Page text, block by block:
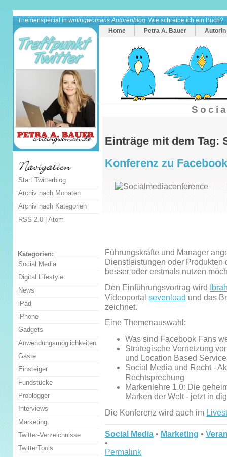
Themenspecial in writingwomans Autorenblog: Wie schreibe ich ein Buch?
Home
Petra A. Bauer Autorin
Einträge mit dem Tag:
Konferenz zu
Führungskräfte und Manager
Dienstleistungen oder
besser oder erstmals nutzen
Den Einführungsvortrag wird
Videoportal sevenload und das
zeichnet.
Eine Themenauswahl:
Was sind Facebook Fans
Strategische Vernetzung
und Location Based
Social Media und Recht -
Rechtsprechung
Markenlehre 1.0: Die
Marken der Welt - jetzt in
Die Konferenz wird auch im
Social Media • Marketing •
•
Permalink
Start Twitterblog
Archiv nach Monaten
Archiv nach Kategorien
RSS 2.0 | Atom
Kategorien:
Social Media
Digital Lifestyle
News
iPad
iPhone
Gadgets
Anwendungsmöglichkeiten
Gäste
Einsteiger
Fundstücke
Problogger
Interviews
Marketing
Twitter-Verzeichnisse
TwitterTools